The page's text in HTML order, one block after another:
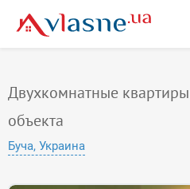
Двухкомнатные
объекта
Буча, Украина